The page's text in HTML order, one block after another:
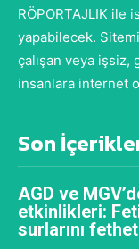
RÖPORTAJLIK ile
yapabilecek.
çalışan veya işsiz,
insanlara internet
Son
AGD ve
etkinlikleri:
surlarını